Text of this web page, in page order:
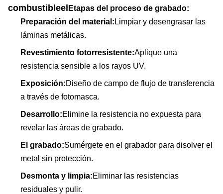
combustibleel Etapas del proceso de grabado:
Preparación del material: Limpiar y desengrasar las
láminas metálicas.
Revestimiento fotorresistente:Aplique una
resistencia sensible a los rayos UV.
Exposición:Diseño de campo de flujo de transferencia
a través de fotomasca.
Desarrollo:Elimine la resistencia no expuesta para
revelar las áreas de grabado.
El grabado:Sumérgete en el grabador para disolver el
metal sin protección.
Desmonta y limpia:Eliminar las resistencias
residuales y pulir.